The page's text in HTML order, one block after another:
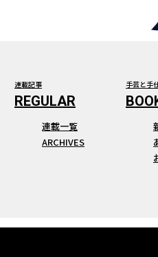
連載記事
連載一覧
ARCHIVES
手芸と手